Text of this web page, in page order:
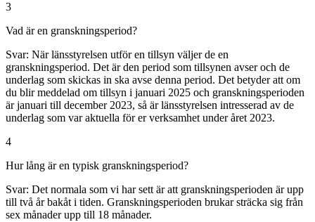
3
Vad är en granskningsperiod?
Svar: När länsstyrelsen utför en tillsyn väljer de en
granskningsperiod. Det är den period som tillsynen avser och de
underlag som skickas in ska avse denna period. Det betyder att om
du blir meddelad om tillsyn i januari 2025 och granskningsperioden
är januari till december 2023, så är länsstyrelsen intresserad av de
underlag som var aktuella för er verksamhet under året 2023.
4
Hur lång är en typisk granskningsperiod?
Svar: Det normala som vi har sett är att granskningsperioden är upp
till två år bakåt i tiden. Granskningsperioden brukar sträcka sig från
sex månader upp till 18 månader.